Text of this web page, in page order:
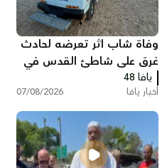
وفاة شاب اثر تعرضه لحادث
غرق على شاطئ القدس في
بات يام جنوب يافا
يافا 48
أخبار يافا 07/08/2026